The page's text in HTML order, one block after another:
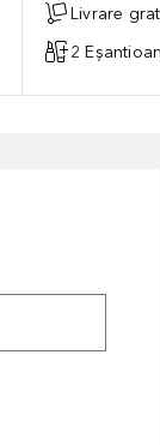
Livrare
2